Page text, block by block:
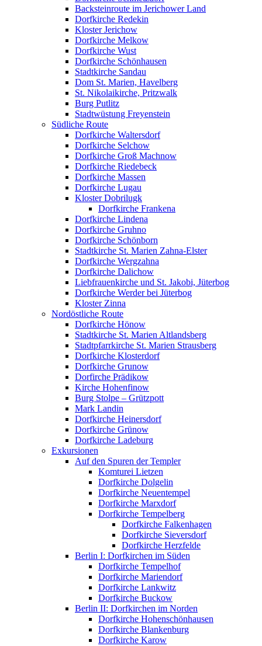
Backsteinroute im Jerichower Land
Dorfkirche Redekin
Kloster Jerichow
Dorfkirche Melkow
Dorfkirche Wust
Dorfkirche Schönhausen
Stadtkirche Sandau
Dom St. Marien, Havelberg
St. Nikolaikirche, Pritzwalk
Burg Putlitz
Stadtwüstung Freyenstein
Südliche Route
Dorfkirche Waltersdorf
Dorfkirche Selchow
Dorfkirche Groß Machnow
Dorfkirche Riedebeck
Dorfkirche Massen
Dorfkirche Lugau
Kloster Dobrilugk
Dorfkirche Frankena
Dorfkirche Lindena
Dorfkirche Gruhno
Dorfkirche Schönborn
Stadtkirche St. Marien Zahna-Elster
Dorfkirche Wergzahna
Dorfkirche Dalichow
Liebfrauenkirche und St. Jakobi, Jüterbog
Dorfkirche Werder bei Jüterbog
Kloster Zinna
Nordöstliche Route
Dorfkirche Hönow
Stadtkirche St. Marien Altlandsberg
Stadtpfarrkirche St. Marien Strausberg
Dorfkirche Klosterdorf
Dorfkirche Grunow
Dorfirche Prädikow
Kirche Hohenfinow
Burg Stolpe – Grützpott
Mark Landin
Dorfkirche Heinersdorf
Dorfkirche Grünow
Dorfkirche Ladeburg
Exkursionen
Auf den Spuren der Templer
Komturei Lietzen
Dorfkirche Dolgelin
Dorfkirche Neuentempel
Dorfkirche Marxdorf
Dorfkirche Tempelberg
Dorfkirche Falkenhagen
Dorfkirche Sieversdorf
Dorfkirche Herzfelde
Berlin I: Dorfkirchen im Süden
Dorfkirche Tempelhof
Dorfkirche Mariendorf
Dorfkirche Lankwitz
Dorfkirche Buckow
Berlin II: Dorfkirchen im Norden
Dorfkirche Hohenschönhausen
Dorfkirche Blankenburg
Dorfkirche Karow